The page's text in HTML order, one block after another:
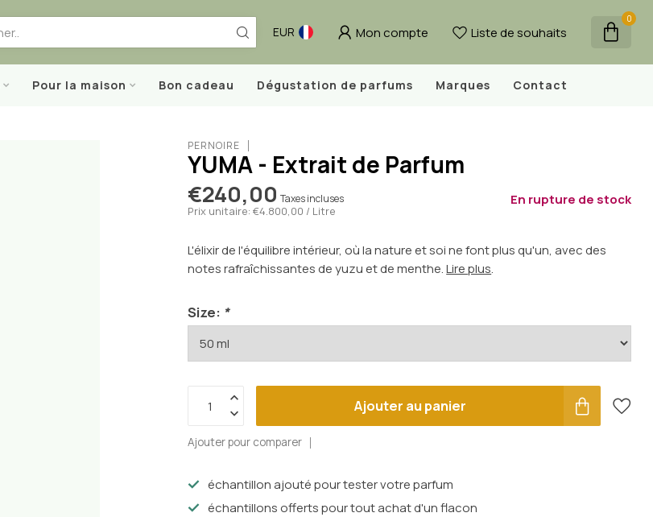
EUR Mon compte Liste de souhaits
0
Pour la maison Bon cadeau Dégustation de parfums Marques Contact
PERNOIRE
YUMA - Extrait de Parfum
€240,00 Taxes incluses
Prix unitaire: €4.800,00 / Litre
En rupture de stock
L'élixir de l'équilibre intérieur, où la nature et soi ne font plus qu'un, avec des
notes rafraîchissantes de yuzu et de menthe.Lire plus.
Size: *
Ajouter au panier
Ajouter pour comparer
échantillon ajouté pour tester votre parfum
échantillons offerts pour tout achat d'un flacon